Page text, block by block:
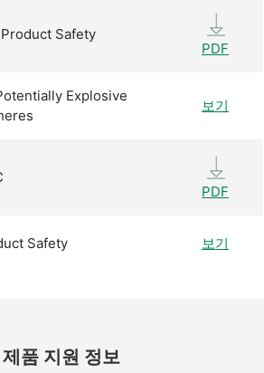
Safety
PDF
Explosive
보기
PDF
Safety 보기
제품 지원 정보